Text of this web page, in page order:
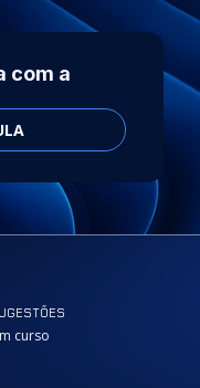
com a
curso